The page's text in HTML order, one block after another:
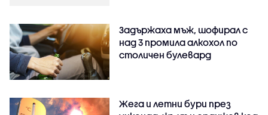
Задържаха мъж, шофирал с
над 3 промила алкохол по
столичен булевард
Жега и летни бури през